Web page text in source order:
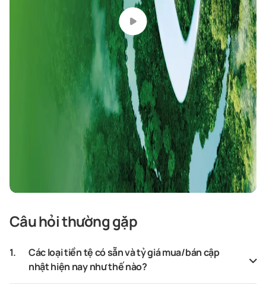
Câu hỏi thường gặp
1.
Các loại tiền tệ có sẵn và tỷ giá mua/bán cập
nhật hiện nay như thế nào?